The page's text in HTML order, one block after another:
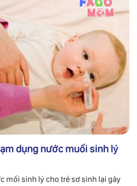
dụng nước muối sinh lý
mối sinh lý cho trẻ sơ sinh lại gây